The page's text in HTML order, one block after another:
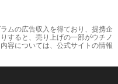
ムの広告収入を得ており、提携企
すると、売り上げの一部がウチノ
容については、公式サイトの情報